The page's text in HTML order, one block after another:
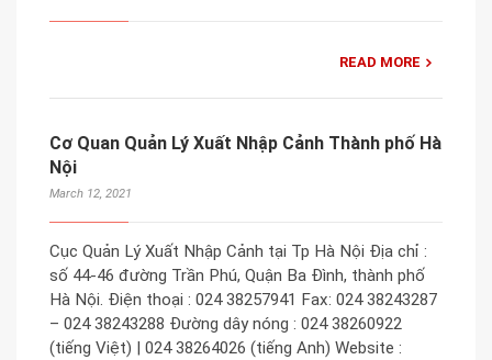
READ MORE
Cơ Quan Quản Lý Xuất Nhập Cảnh Thành phố Hà
Nội
March 12, 2021
Cục Quản Lý Xuất Nhập Cảnh tại Tp Hà Nội Địa chỉ :
số 44-46 đường Trần Phú, Quận Ba Đình, thành phố
Hà Nội. Điện thoại : 024 38257941 Fax: 024 38243287
– 024 38243288 Đường dây nóng : 024 38260922
(tiếng Việt) | 024 38264026 (tiếng Anh) Website :